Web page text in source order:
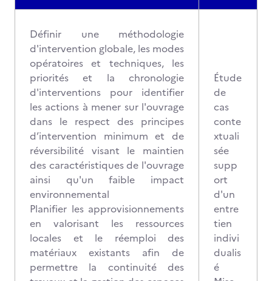
Définir une méthodologie
d'intervention globale, les modes
opératoires et techniques, les
priorités et la chronologie
d'interventions pour identifier
les actions à mener sur l'ouvrage
dans le respect des principes
d’intervention minimum et de
réversibilité visant le maintien
des caractéristiques de l'ouvrage
ainsi qu'un faible impact
environnemental
Planifier les approvisionnements
en valorisant les ressources
locales et le réemploi des
matériaux existants afin de
permettre la continuité des
Étude
de
cas
conte
xtuali
sée
supp
ort
d'un
entre
tien
indivi
dualis
é